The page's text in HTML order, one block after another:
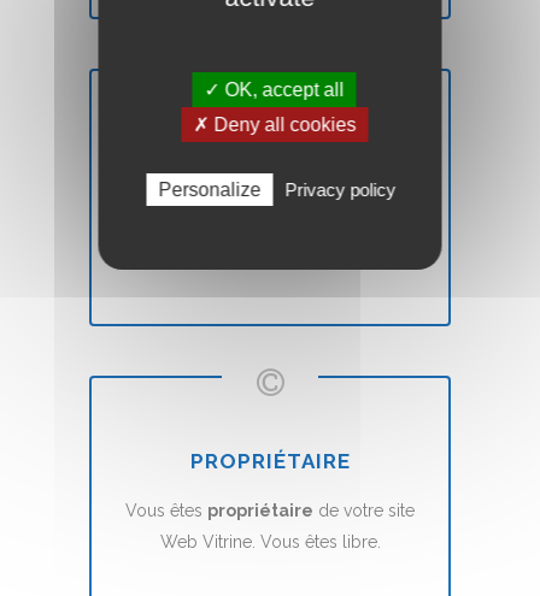
Vous n'êtes passatisfait
? Nous vous
PROPRIÉTAIRE
Vous êtes propriétaire de votre site
Web Vitrine. Vous êtes libre.
✓ OK, accept all
✗ Deny all cookies
Personalize Privacy policy